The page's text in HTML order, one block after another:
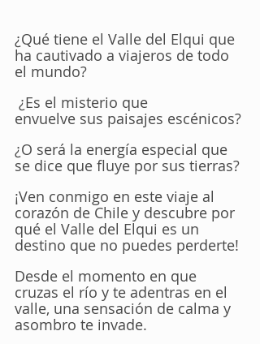
¿Qué tiene el Valle del Elqui que
ha cautivado a viajeros de todo
el mundo?
¿Es el misterio que
envuelve sus paisajes escénicos?
¿O será la energía especial que
se dice que fluye por sus tierras?
¡Ven conmigo en este viaje al
corazón de Chile y descubre por
qué el Valle del Elqui es un
destino que no puedes perderte!
Desde el momento en que
cruzas el río y te adentras en el
valle, una sensación de calma y
asombro te invade.